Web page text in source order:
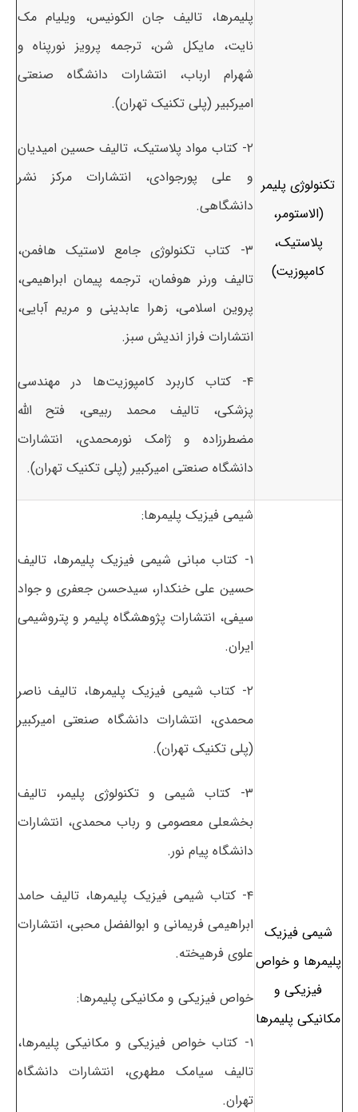
تکنولوژی پلیمر
(الاستومر،
پلاستیک،
کامپوزیت)
پلیمرها، تالیف جان الکونیس، ویلیام مک
نایت، مایکل شن، ترجمه پرویز نورپناه و
شهرام ارباب، انتشارات دانشگاه صنعتی
امیرکبیر (پلی تکنیک تهران).
۲- کتاب مواد پلاستیک، تالیف حسین امیدیان
و علی پورجوادی، انتشارات مرکز نشر
دانشگاهی.
۳- کتاب تکنولوژی جامع لاستیک هافمن،
تالیف ورنر هوفمان، ترجمه پیمان ابراهیمی،
پروین اسلامی، زهرا عابدینی و مریم آبایی،
انتشارات فراز اندیش سبز.
۴- کتاب کاربرد کامپوزیت‌ها در مهندسی
پزشکی، تالیف محمد ربیعی، فتح الله
مضطرزاده و ژامک نورمحمدی، انتشارات
دانشگاه صنعتی امیرکبیر (پلی تکنیک تهران).
شیمی فیزیک
پلیمرها و خواص
فیزیکی و
مکانیکی پلیمرها
شیمی فیزیک پلیمرها:
۱- کتاب مبانی شیمی فیزیک پلیمرها، تالیف
حسین علی خنکدار، سیدحسن جعفری و جواد
سیفی، انتشارات پژوهشگاه پلیمر و پتروشیمی
ایران.
۲- کتاب شیمی فیزیک پلیمرها، تالیف ناصر
محمدی، انتشارات دانشگاه صنعتی امیرکبیر
(پلی تکنیک تهران).
۳- کتاب شیمی و تکنولوژی پلیمر، تالیف
بخشعلی معصومی و رباب محمدی، انتشارات
دانشگاه پیام نور.
۴- کتاب شیمی فیزیک پلیمرها، تالیف حامد
ابراهیمی فریمانی و ابوالفضل محبی، انتشارات
علوی فرهیخته.
خواص فیزیکی و مکانیکی پلیمرها:
۱- کتاب خواص فیزیکی و مکانیکی پلیمرها،
تالیف سیامک مطهری، انتشارات دانشگاه
تهران.